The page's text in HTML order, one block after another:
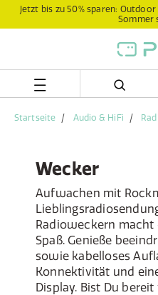
Zum
ZumJetzt bis zu 50% sparen:
Sommer
Startseite Audio & HiFi
Wecker
Aufwachen mit
Radioweckern
Spaß. Genieße
sowie kabelloses
Konnektivität und
Display. Bist Du